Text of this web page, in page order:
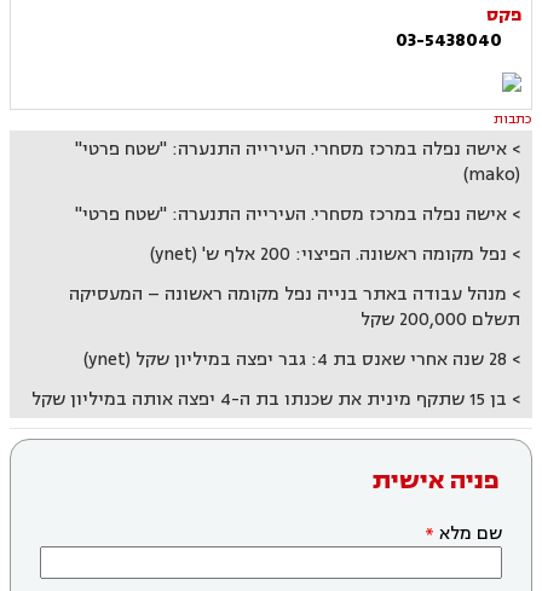
פקס
03-5438040
כתבות
אישה נפלה במרכז מסחרי. העירייה התנערה: "שטח פרטי"
(mako)
אישה נפלה במרכז מסחרי. העירייה התנערה: "שטח פרטי"
נפל מקומה ראשונה. הפיצוי: 200 אלף ש' (ynet)
מנהל עבודה באתר בנייה נפל מקומה ראשונה – המעסיקה
תשלם 200,000 שקל
28 שנה אחרי שאנס בת 4: גבר יפצה במיליון שקל (ynet)
בן 15 שתקף מינית את שכנתו בת ה-4 יפצה אותה במיליון שקל
פניה אישית
שם מלא